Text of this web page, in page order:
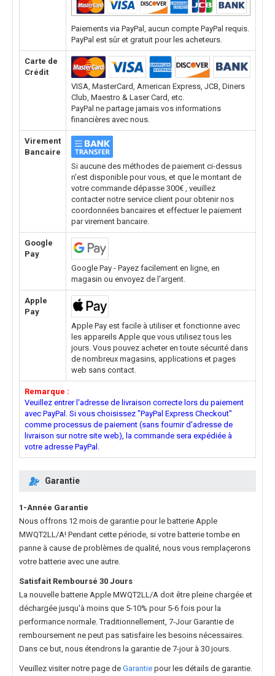
Paiements via PayPal, aucun compte PayPal requis.
PayPal est sûr et gratuit pour les acheteurs.
Carte de
Crédit
VISA, MasterCard, American Express, JCB, Diners
Club, Maestro & Laser Card, etc.
PayPal ne partage jamais vos informations
financières avec nous.
Virement
Bancaire
Si aucune des méthodes de paiement ci-dessus
n'est disponible pour vous, et que le montant de
votre commande dépasse 300€ , veuillez
contacter notre service client pour obtenir nos
coordonnées bancaires et effectuer le paiement
par virement bancaire.
Google
Pay
Google Pay - Payez facilement en ligne, en
magasin ou envoyez de l'argent.
Apple
Pay
Apple Pay est facile à utiliser et fonctionne avec
les appareils Apple que vous utilisez tous les
jours. Vous pouvez acheter en toute sécurité dans
de nombreux magasins, applications et pages
web sans contact.
Remarque :
Veuillez entrer l'adresse de livraison correcte lors du paiement
avec PayPal. Si vous choisissez "PayPal Express Checkout"
comme processus de paiement (sans fournir d'adresse de
livraison sur notre site web), la commande sera expédiée à
votre adresse PayPal.
Garantie
1-Année Garantie
Nous offrons 12 mois de garantie pour le batterie Apple
MWQT2LL/A! Pendant cette période, si votre batterie tombe en
panne à cause de problèmes de qualité, nous vous remplaçerons
votre batterie avec une autre.
Satisfait Remboursé 30 Jours
La nouvelle batterie Apple MWQT2LL/A doit être pleine chargée et
déchargée jusqu'à moins que 5-10% pour 5-6 fois pour la
performance normale. Traditionnellement, 7-Jour Garantie de
remboursement ne peut pas satisfaire les besoins nécessaires.
Dans ce but, nous étendrons la garantie de 7-jour à 30 jours.
Veuillez visiter notre page de Garantie pour les détails de garantie.